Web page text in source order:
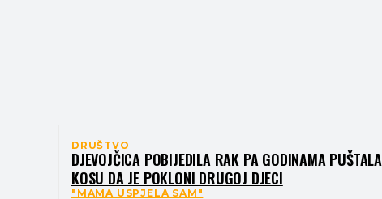
DRUŠTVO
DJEVOJČICA POBIJEDILA RAK PA GODINAMA PUŠTALA
KOSU DA JE POKLONI DRUGOJ DJECI
"MAMA USPJELA SAM"